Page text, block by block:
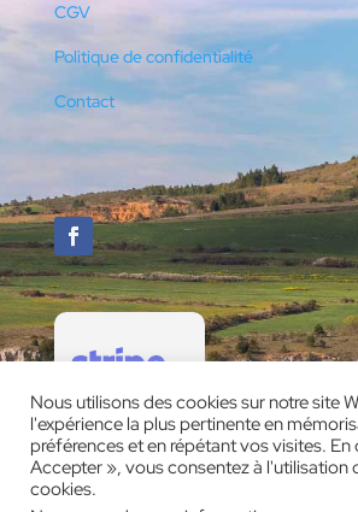
CGV
Politique de confidentialité
Contact
Nous utilisons des cookies sur notre site
l'expérience la plus pertinente en
préférences et en répétant vos visites. En
Accepter », vous consentez à l'utilisation
cookies.